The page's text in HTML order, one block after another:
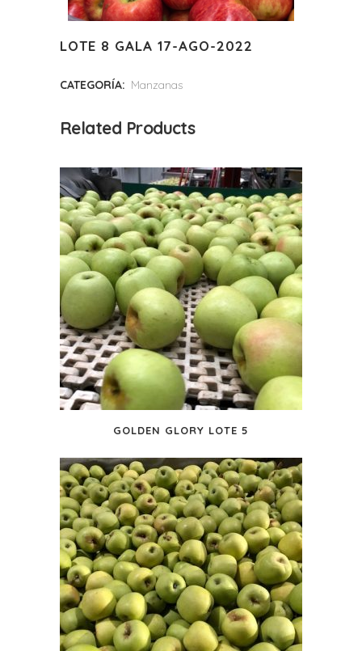
LOTE 8 GALA 17-AGO-2022
CATEGORÍA: Manzanas
Related Products
GOLDEN GLORY LOTE 5